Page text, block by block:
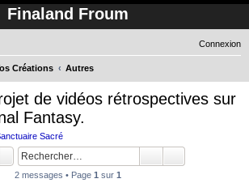
Finaland Froum
Connexion
Créations
Autres
her
de vidéos rétrospectives sur
Fantasy.
Sacré
2 messages • Page 1 sur 1